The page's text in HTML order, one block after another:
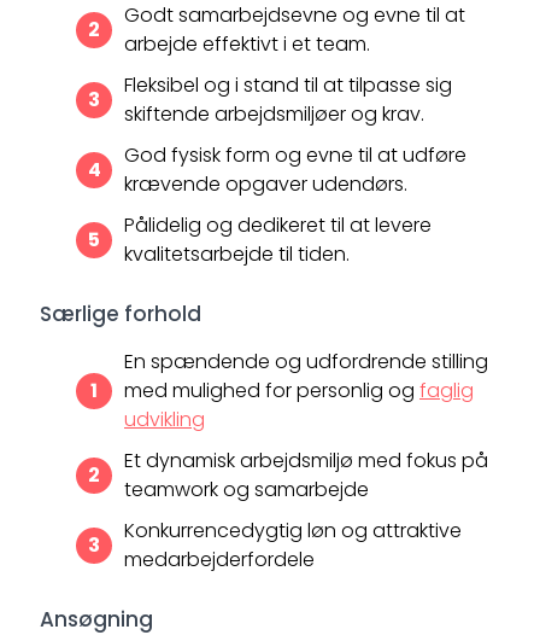
Godt samarbejdsevne og evne til at
arbejde effektivt i et team.
Fleksibel og i stand til at tilpasse sig
skiftende arbejdsmiljøer og krav.
God fysisk form og evne til at udføre
krævende opgaver udendørs.
Pålidelig og dedikeret til at levere
kvalitetsarbejde til tiden.
Særlige forhold
En spændende og udfordrende stilling
med mulighed for personlig og faglig
udvikling
Et dynamisk arbejdsmiljø med fokus på
teamwork og samarbejde
Konkurrencedygtig løn og attraktive
medarbejderfordele
Ansøgning